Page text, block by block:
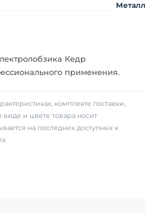
Металл
Кедр
применения.
комплекте поставки,
и цвете товара носит
на последних доступных к